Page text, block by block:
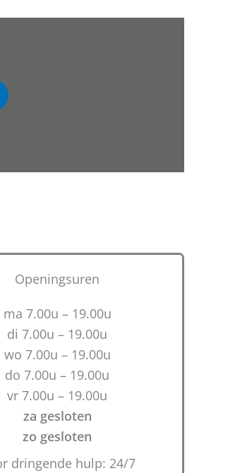
Openingsuren
ma 7.00u – 19.00u
di 7.00u – 19.00u
wo 7.00u – 19.00u
do 7.00u – 19.00u
vr 7.00u – 19.00u
za gesloten
zo gesloten
dringende hulp: 24/7